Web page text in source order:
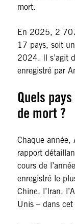
mort.
En 2025, 2
17 pays, soit
2024. Il s’agit
enregistré par
Quels
de mort ?
Chaque année,
rapport
cours de
enregistré le
Chine, l’Iran,
Unis – dans cet